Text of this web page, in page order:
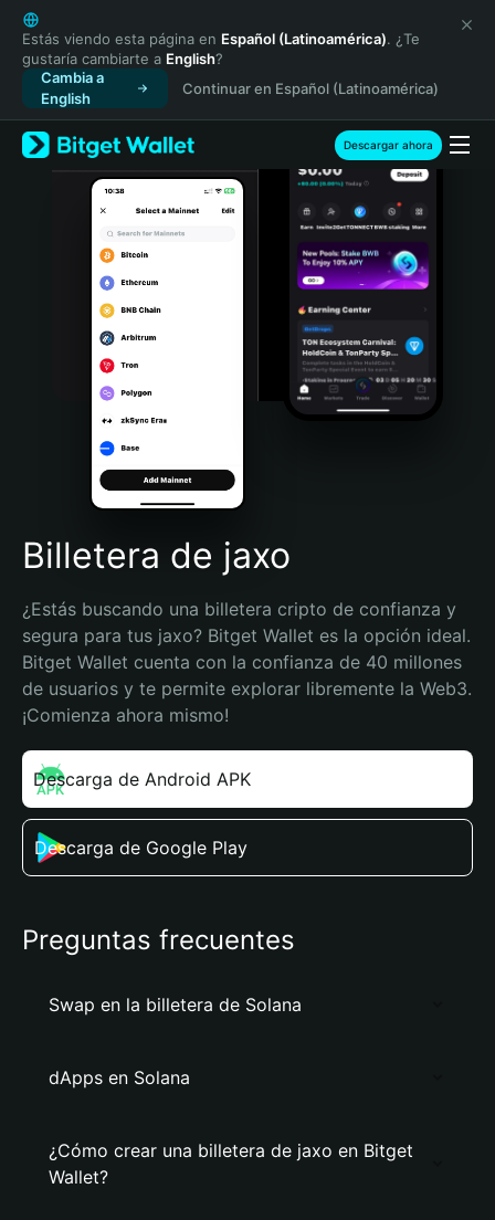
English
日本語
Tiếng Việt
Русский
Español (Latinoamérica)
Türkçe
Italiano
Português (Portugal)
Bahasa Indonesia
Português (Brasil)
Español (Argentina)
Estás viendo esta página en Español (Latinoamérica). ¿Te
gustaría cambiarte a English?
Cambia a
English
Continuar en Español (Latinoamérica)
Descargar ahora
Billetera de jaxo
¿Estás buscando una billetera cripto de confianza y
segura para tus jaxo? Bitget Wallet es la opción ideal.
Bitget Wallet cuenta con la confianza de 40 millones
de usuarios y te permite explorar libremente la Web3.
¡Comienza ahora mismo!
Descarga de Android APK
Descarga de Google Play
Preguntas frecuentes
Swap en la billetera de Solana
dApps en Solana
¿Cómo crear una billetera de jaxo en Bitget
Wallet?